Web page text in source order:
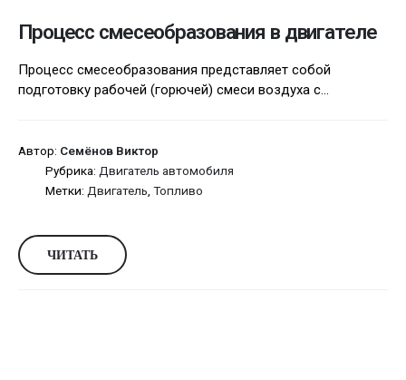
Процесс смесеобразования в двигателе
Процесс смесеобразования представляет собой
подготовку рабочей (горючей) смеси воздуха с...
Автор: Семёнов Виктор
Рубрика: Двигатель автомобиля
Метки: Двигатель Топливо
ЧИТАТЬ